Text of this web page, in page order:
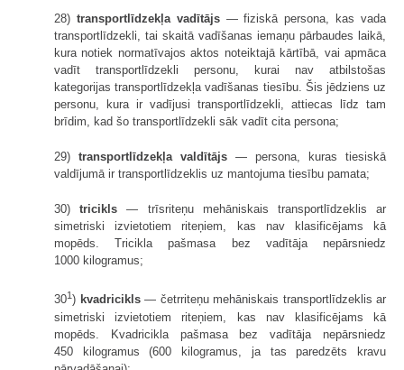
28) transportlīdzekļa vadītājs— fiziskā persona, kas vada
transportlīdzekli, tai skaitā vadīšanas iemaņu pārbaudes laikā,
kura notiek normatīvajos aktos noteiktajā kārtībā, vai apmāca
vadīt transportlīdzekli personu, kurai nav atbilstošas
kategorijas transportlīdzekļa vadīšanas tiesību. Šis jēdziens uz
personu, kura ir vadījusi transportlīdzekli, attiecas līdz tam
brīdim, kad šo transportlīdzekli sāk vadīt cita persona;
29) transportlīdzekļa valdītājs — persona, kuras tiesiskā
valdījumā ir transportlīdzeklis uz mantojuma tiesību pamata;
30)tricikls — trīsriteņu mehāniskais transportlīdzeklis ar
simetriski izvietotiem riteņiem, kas nav klasificējams kā
mopēds. Tricikla pašmasa bez vadītāja nepārsniedz
1000 kilogramus;
301 ) kvadricikls— četrriteņu mehāniskais transportlīdzeklis ar
simetriski izvietotiem riteņiem, kas nav klasificējams kā
mopēds. Kvadricikla pašmasa bez vadītāja nepārsniedz
450 kilogramus (600 kilogramus, ja tas paredzēts kravu